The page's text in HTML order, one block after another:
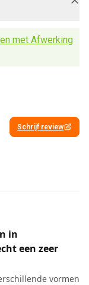
met Afwerking
Schrijf review
in
een zeer
vormen